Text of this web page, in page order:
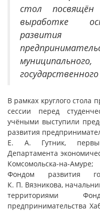
стол
выработке
В рамках круглого стола
сессии перед
учёными выступили
развития
Е. А. Гутник, первый
Департамента
Комсомольска-на-
Фондом развития
К. П. Вязникова,
территориями
предпринимательства